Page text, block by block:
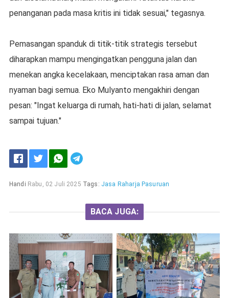
penanganan pada masa kritis ini tidak sesuai," tegasnya.
Pemasangan spanduk di titik-titik strategis tersebut
diharapkan mampu mengingatkan pengguna jalan dan
menekan angka kecelakaan, menciptakan rasa aman dan
nyaman bagi semua. Eko Mulyanto mengakhiri dengan
pesan: "Ingat keluarga di rumah, hati-hati di jalan, selamat
sampai tujuan."
Handi Rabu, 02 Juli 2025 Tags: Jasa Raharja Pasuruan
BACA JUGA: